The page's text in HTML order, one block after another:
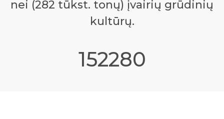
nei (282 tūkst. tonų) įvairių grūdinių
kultūrų.
169200